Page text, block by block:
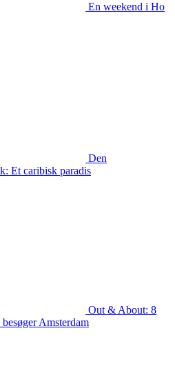
En weekend i Ho
Den
Et caribisk paradis
Out & About: 8
Amsterdam